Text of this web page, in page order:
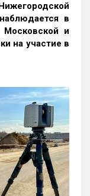
в
Московской и
на участие в